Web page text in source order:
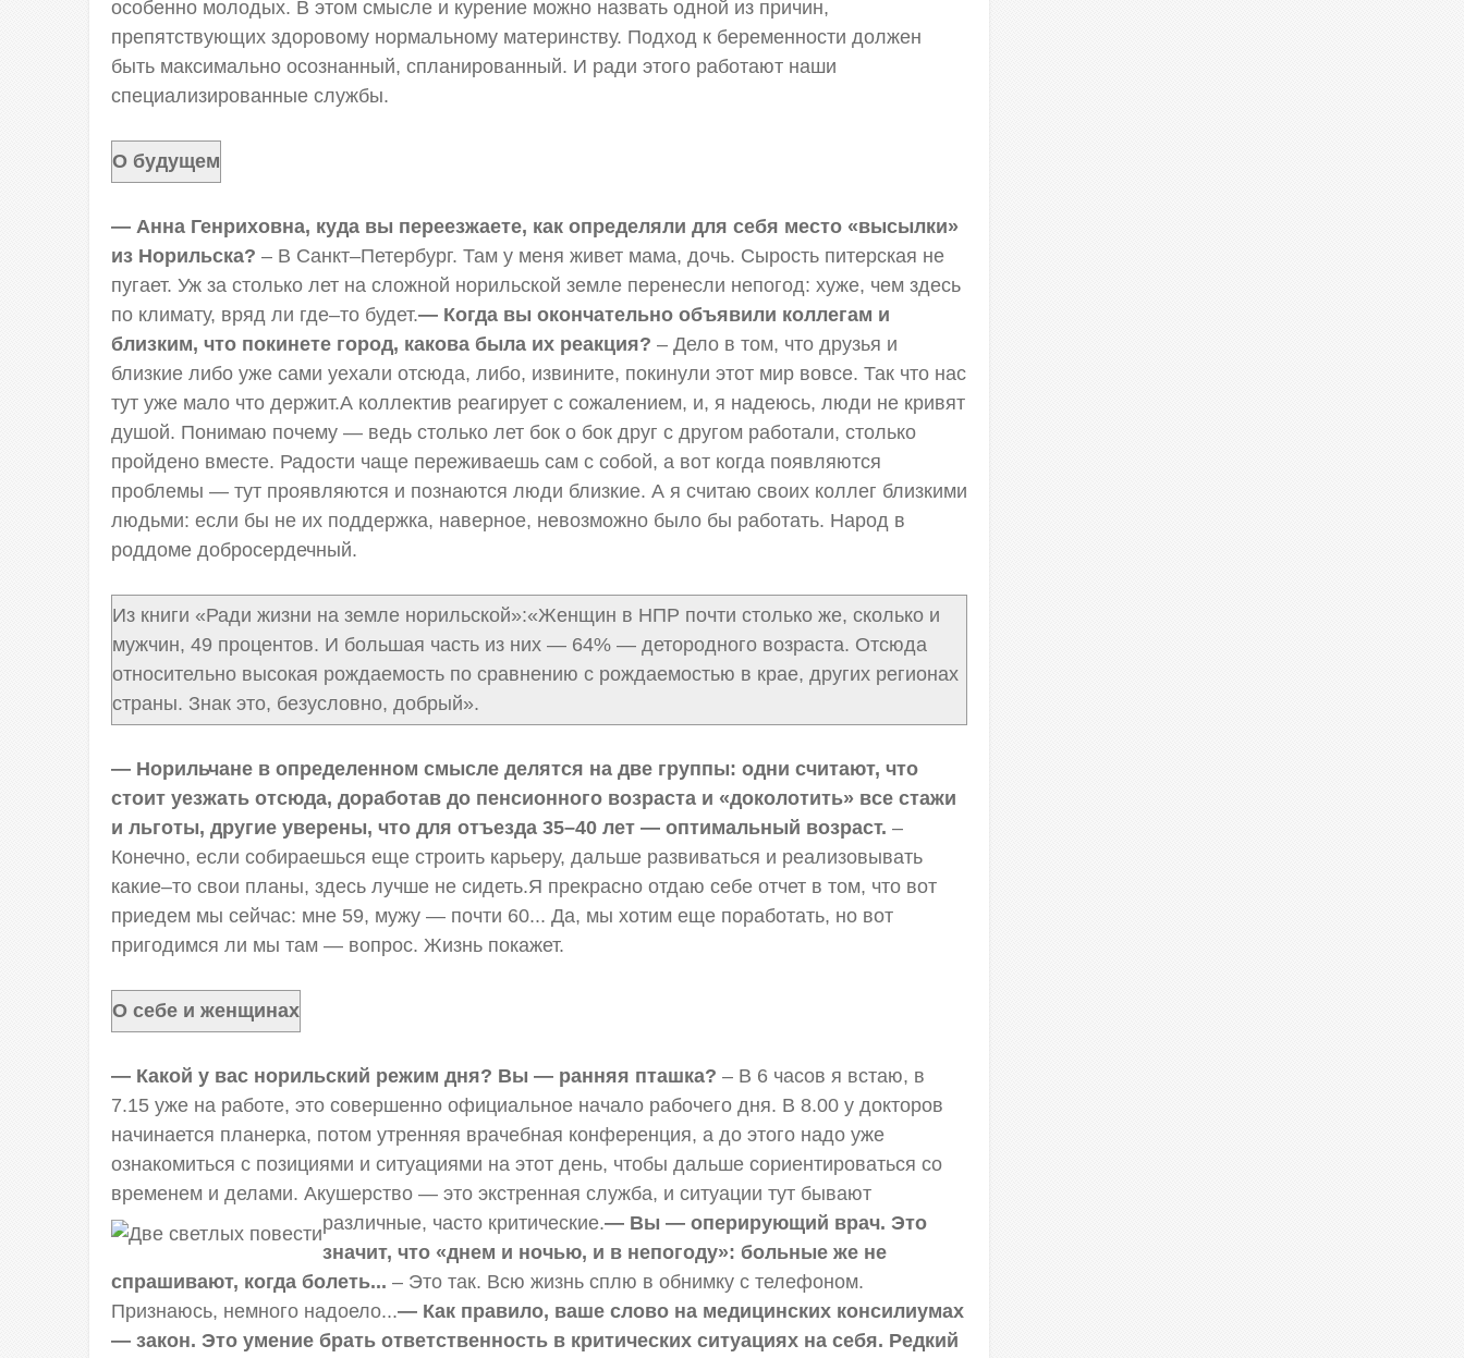
особенно молодых. В этом смысле и курение можно назвать одной из причин,
препятствующих здоровому нормальному материнству. Подход к беременности должен
быть максимально осознанный, спланированный. И ради этого работают наши
специализированные службы.
О будущем
— Анна Генриховна, куда вы переезжаете, как определяли для себя место «высылки»
из Норильска? – В Санкт–Петербург. Там у меня живет мама, дочь. Сырость питерская не
пугает. Уж за столько лет на сложной норильской земле перенесли непогод: хуже, чем здесь
по климату, вряд ли где–то будет.— Когда вы окончательно объявили коллегам и
близким, что покинете город, какова была их реакция? – Дело в том, что друзья и
близкие либо уже сами уехали отсюда, либо, извините, покинули этот мир вовсе. Так что нас
тут уже мало что держит.А коллектив реагирует с сожалением, и, я надеюсь, люди не кривят
душой. Понимаю почему — ведь столько лет бок о бок друг с другом работали, столько
пройдено вместе. Радости чаще переживаешь сам с собой, а вот когда появляются
проблемы — тут проявляются и познаются люди близкие. А я считаю своих коллег близкими
людьми: если бы не их поддержка, наверное, невозможно было бы работать. Народ в
роддоме добросердечный.
Из книги «Ради жизни на земле норильской»:«Женщин в НПР почти столько же, сколько и
мужчин, 49 процентов. И большая часть из них — 64% — детородного возраста. Отсюда
относительно высокая рождаемость по сравнению с рождаемостью в крае, других регионах
страны. Знак это, безусловно, добрый».
— Норильчане в определенном смысле делятся на две группы: одни считают, что
стоит уезжать отсюда, доработав до пенсионного возраста и «доколотить» все стажи
и льготы, другие уверены, что для отъезда 35–40 лет — оптимальный возраст. –
Конечно, если собираешься еще строить карьеру, дальше развиваться и реализовывать
какие–то свои планы, здесь лучше не сидеть.Я прекрасно отдаю себе отчет в том, что вот
приедем мы сейчас: мне 59, мужу — почти 60... Да, мы хотим еще поработать, но вот
пригодимся ли мы там — вопрос. Жизнь покажет.
О себе и женщинах
— Какой у вас норильский режим дня? Вы — ранняя пташка? – В 6 часов я встаю, в
7.15 уже на работе, это совершенно официальное начало рабочего дня. В 8.00 у докторов
начинается планерка, потом утренняя врачебная конференция, а до этого надо уже
ознакомиться с позициями и ситуациями на этот день, чтобы дальше сориентироваться со
временем и делами. Акушерство — это экстренная служба, и ситуации тут бывают
различные, часто критические.— Вы — оперирующий врач. Это
значит, что «днем и ночью, и в непогоду»: больные же не
спрашивают, когда болеть... – Это так. Всю жизнь сплю в обнимку с телефоном.
Признаюсь, немного надоело...— Как правило, ваше слово на медицинских консилиумах
— закон. Это умение брать ответственность в критических ситуациях на себя. Редкий